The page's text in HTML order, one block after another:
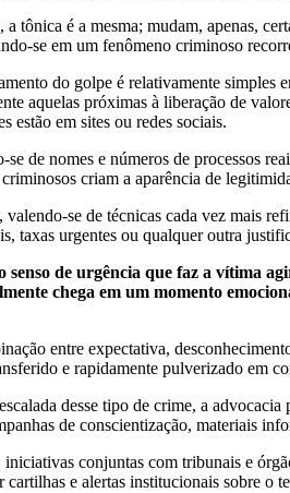
a tônica é a mesma; mudam, apenas,
se em um fenômeno criminoso
do golpe é relativamente simples
aquelas próximas à liberação de
estão em sites ou redes sociais.
se de nomes e números de processos
criam a aparência de
valendo-se de técnicas cada vez mais
taxas urgentes ou qualquer outra
senso de urgência que faz a vítima
chega em um momento
entre expectativa,
e rapidamente pulverizado em
desse tipo de crime, a
de conscientização, materiais
iniciativas conjuntas com tribunais e
cartilhas e alertas institucionais sobre o